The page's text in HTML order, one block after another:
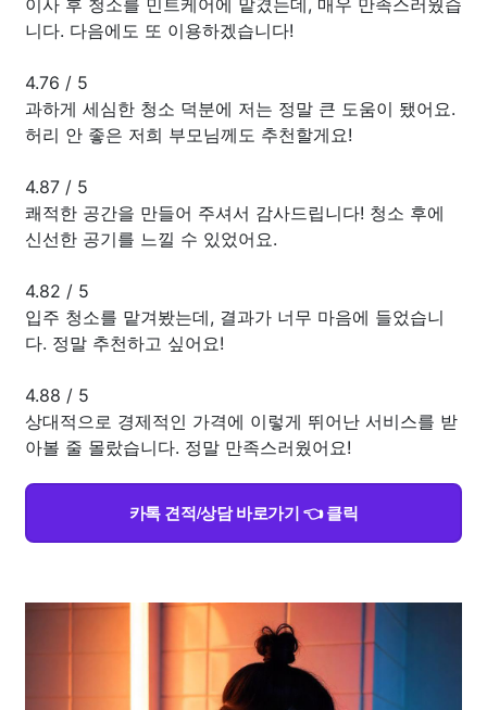
니다. 다음에도 또 이용하겠습니다!
4.76 / 5
과하게 세심한 청소 덕분에 저는 정말 큰 도움이 됐어요.
허리 안 좋은 저희 부모님께도 추천할게요!
4.87 / 5
쾌적한 공간을 만들어 주셔서 감사드립니다! 청소 후에
신선한 공기를 느낄 수 있었어요.
4.82 / 5
입주 청소를 맡겨봤는데, 결과가 너무 마음에 들었습니
다. 정말 추천하고 싶어요!
4.88 / 5
상대적으로 경제적인 가격에 이렇게 뛰어난 서비스를 받
아볼 줄 몰랐습니다. 정말 만족스러웠어요!
카톡 견적/상담 바로가기 👈 클릭